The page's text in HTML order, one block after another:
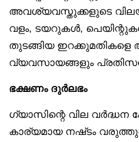
അവശ്യവസ്തുക്കളുടെ
വളം, ടയറുകൾ,
തുടങ്ങിയ ഇറക്കുമതികളെ
വ്യവസായങ്ങളും
ഭക്ഷണം ദുർലഭം
ഗ്യാസിന്റെ വില
കാര്യമായ നഷ്‌ടം